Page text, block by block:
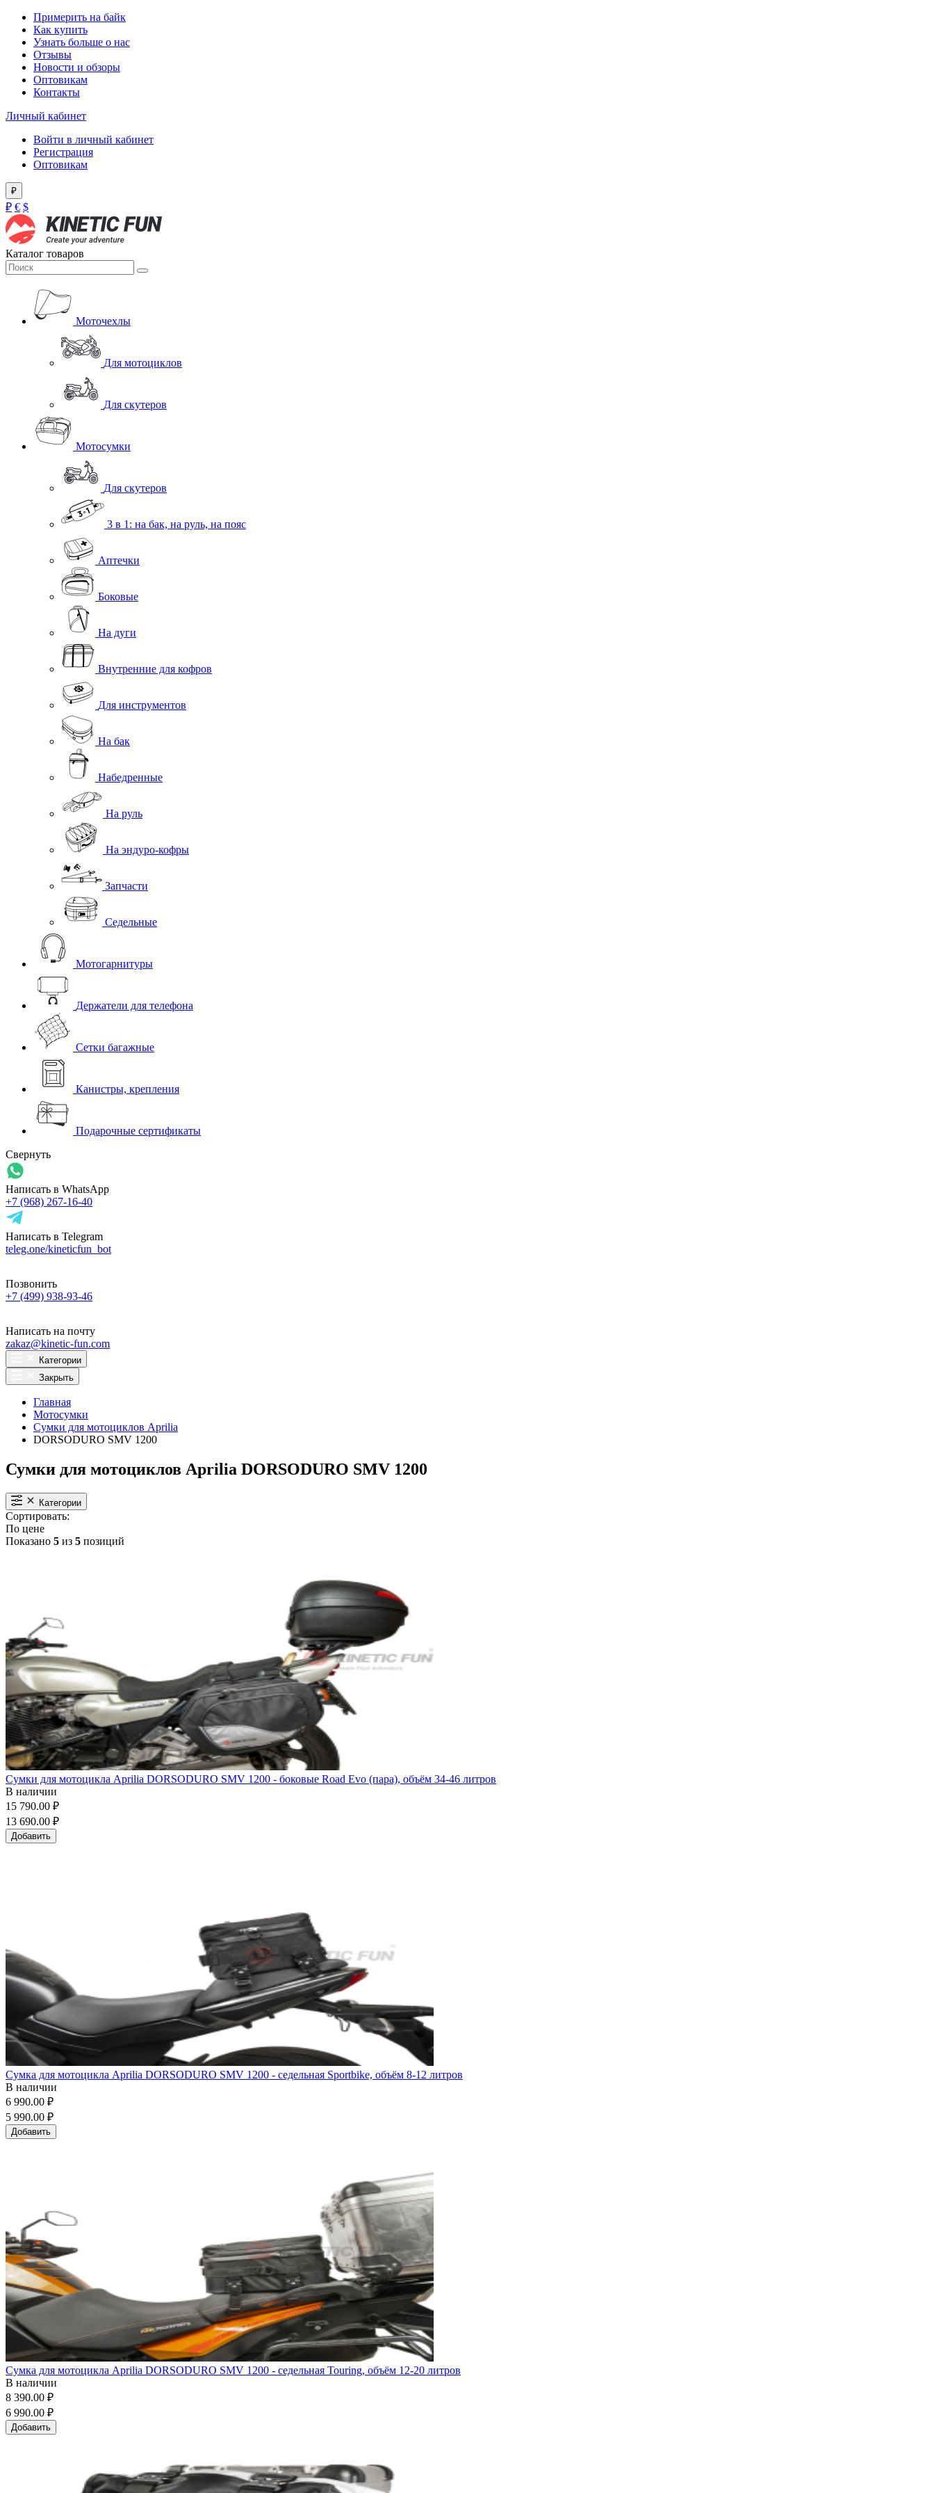
Примерить на байк
Как купить
Узнать больше о нас
Отзывы
Новости и обзоры
Оптовикам
Контакты
Личный кабинет
Войти в личный кабинет
Регистрация
Оптовикам
₽
₽ € $
Каталог товаров
Моточехлы
Для мотоциклов
Для скутеров
Мотосумки
Для скутеров
3 в 1: на бак, на руль, на пояс
Аптечки
Боковые
На дуги
Внутренние для кофров
Для инструментов
На бак
Набедренные
На руль
На эндуро-кофры
Запчасти
Седельные
Мотогарнитуры
Держатели для телефона
Сетки багажные
Канистры, крепления
Подарочные сертификаты
Свернуть
Написать в WhatsApp
+7 (968) 267-16-40
Написать в Telegram
teleg.one/kineticfun_bot
Позвонить
+7 (499) 938-93-46
Написать на почту
zakaz@kinetic-fun.com
Категории
Закрыть
Главная
Мотосумки
Сумки для мотоциклов Aprilia
DORSODURO SMV 1200
Сумки для мотоциклов Aprilia DORSODURO SMV 1200
Категории
Сортировать:
По цене
Показано 5 из 5 позиций
Сумки для мотоцикла Aprilia DORSODURO SMV 1200 - боковые Road Evo (пара), объём 34-46 литров
В наличии
15 790.00 ₽
13 690.00 ₽
Добавить
Сумка для мотоцикла Aprilia DORSODURO SMV 1200 - седельная Sportbike, объём 8-12 литров
В наличии
6 990.00 ₽
5 990.00 ₽
Добавить
Сумка для мотоцикла Aprilia DORSODURO SMV 1200 - седельная Touring, объём 12-20 литров
В наличии
8 390.00 ₽
6 990.00 ₽
Добавить